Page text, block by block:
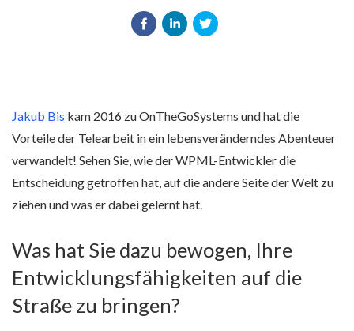
Jakub Bis kam 2016 zu OnTheGoSystems und hat die
Vorteile der Telearbeit in ein lebensveränderndes Abenteuer
verwandelt! Sehen Sie, wie der WPML-Entwickler die
Entscheidung getroffen hat, auf die andere Seite der Welt zu
ziehen und was er dabei gelernt hat.
Was hat Sie dazu bewogen, Ihre
Entwicklungsfähigkeiten auf die
Straße zu bringen?